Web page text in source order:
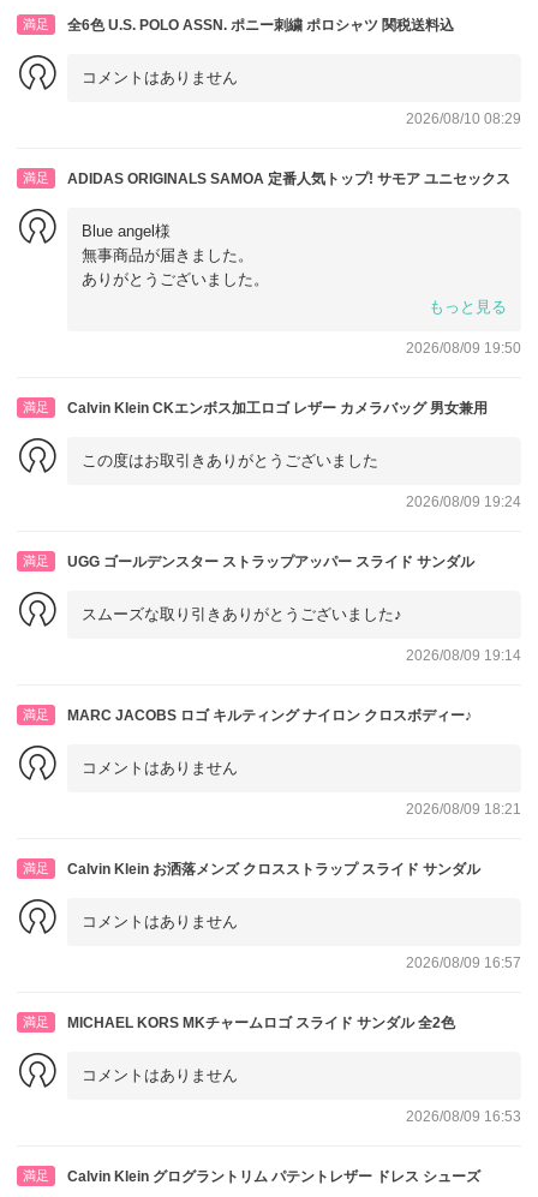
満足 全6色 U.S. POLO ASSN. ポニー刺繍 ポロシャツ 関税送料込
コメントはありません
2026/08/10 08:29
満足 ADIDAS ORIGINALS SAMOA 定番人気トップ! サモア ユニセックス
Blue angel様
無事商品が届きました。
ありがとうございました。
もっと見る
2026/08/09 19:50
満足 Calvin Klein CKエンボス加工ロゴ レザー カメラバッグ 男女兼用
この度はお取引きありがとうございました
2026/08/09 19:24
満足 UGG ゴールデンスター ストラップアッパー スライド サンダル
スムーズな取り引きありがとうございました♪
2026/08/09 19:14
満足 MARC JACOBS ロゴ キルティング ナイロン クロスボディー♪
コメントはありません
2026/08/09 18:21
満足 Calvin Klein お洒落メンズ クロスストラップ スライド サンダル
コメントはありません
2026/08/09 16:57
満足 MICHAEL KORS MKチャームロゴ スライド サンダル 全2色
コメントはありません
2026/08/09 16:53
満足 Calvin Klein グログラントリム パテントレザー ドレス シューズ